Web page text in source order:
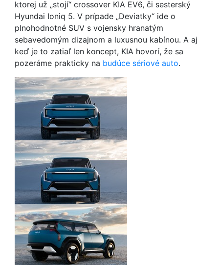
ktorej už „stojí“ crossover KIA EV6, či sesterský
Hyundai Ioniq 5. V prípade „Deviatky“ ide o
plnohodnotné SUV s vojensky hranatým
sebavedomým dizajnom a luxusnou kabínou. A aj
keď je to zatiaľ len koncept, KIA hovorí, že sa
pozeráme prakticky na budúce sériové auto.